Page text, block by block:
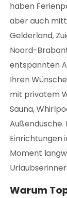
haben
aber auch
Gelderland,
Noord-
entspannten
Ihren
mit privatem
Sauna,
Einrichtungen
Moment
Warum